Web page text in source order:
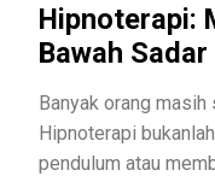
Hipnoterapi:
Bawah Sadar
Banyak orang
Hipnoterapi
pendulum atau